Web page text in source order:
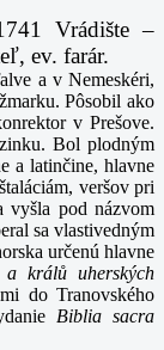
Vrádište –
ev. farár.
a v Nemeskéri,
Pôsobil ako
v Prešove.
Bol plodným
a latinčine, hlavne
veršov pri
vyšla pod názvom
sa vlastivedným
určenú hlavne
a králů uherských
do Tranovského
Biblia sacra